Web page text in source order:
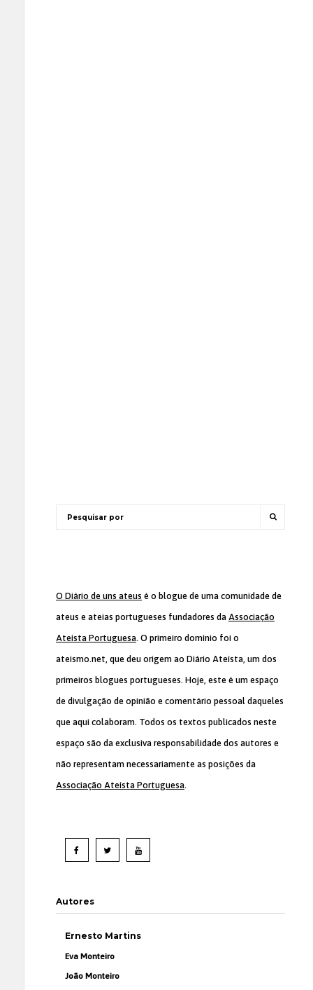
O Diário de uns ateus é o blogue de uma comunidade de
ateus e ateias portugueses fundadores da Associação
Ateísta Portuguesa. O primeiro domínio foi o
ateismo.net, que deu origem ao Diário Ateísta, um dos
primeiros blogues portugueses. Hoje, este é um espaço
de divulgação de opinião e comentário pessoal daqueles
que aqui colaboram. Todos os textos publicados neste
espaço são da exclusiva responsabilidade dos autores e
não representam necessariamente as posições da
Associação Ateísta Portuguesa.
Autores
Ernesto Martins
Eva Monteiro
João Monteiro